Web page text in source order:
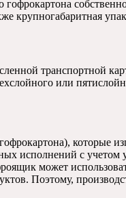
крупногабаритная
транспортной
или
которые
исполнений с учетом
может
Поэтому,